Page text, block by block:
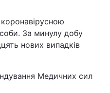
За минулу добу
нових випадків
Медичних сил